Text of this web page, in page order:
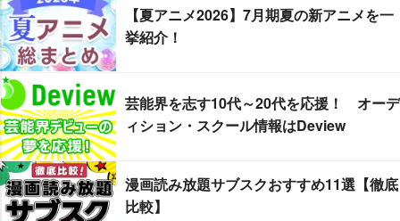
【夏アニメ2026】7月期夏の新アニメを一
挙紹介！
芸能界を志す10代～20代を応援！ オーデ
ィション・スクール情報はDeview
漫画読み放題サブスクおすすめ11選【徹底
比較】